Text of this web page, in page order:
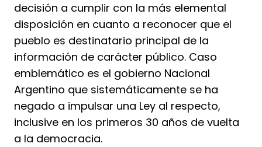
decisión a cumplir con la más elemental
disposición en cuanto a reconocer que el
pueblo es destinatario principal de la
información de carácter público. Caso
emblemático es el gobierno Nacional
Argentino que sistemáticamente se ha
negado a impulsar una Ley al respecto,
inclusive en los primeros 30 años de vuelta
a la democracia.